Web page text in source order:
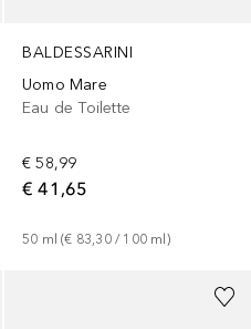
BALDESSARINI
Uomo Mare
Eau de Toilette
€ 58,99
€ 41,65
50 ml (€ 83,30 / 100 ml )